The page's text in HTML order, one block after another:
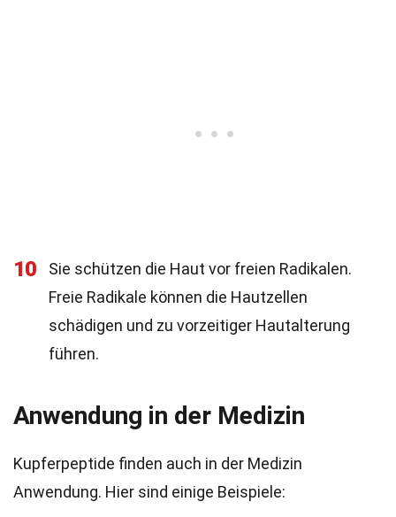
10
Sie schützen die Haut vor freien Radikalen.
Freie Radikale können die Hautzellen
schädigen und zu vorzeitiger Hautalterung
führen.
Anwendung in der Medizin
Kupferpeptide finden auch in der Medizin
Anwendung. Hier sind einige Beispiele: